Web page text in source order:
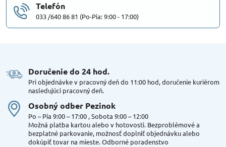
Telefón
033 /640 86 81 (Po-Pia: 9:00 - 17:00)
Doručenie do 24 hod​.
Pri objednávke v pracovný deň do 11:00 hod, doručenie kuriérom
nasledujúci pracovný deň.
Osobný odber Pezinok
Po – Pia 9:00 – 17:00 , Sobota 9:00 – 12:00
Možná platba kartou alebo v hotovosti. Bezproblémové a
bezplatné parkovanie, možnosť doplniť objednávku alebo
dokúpiť tovar na mieste. Odborné poradenstvo